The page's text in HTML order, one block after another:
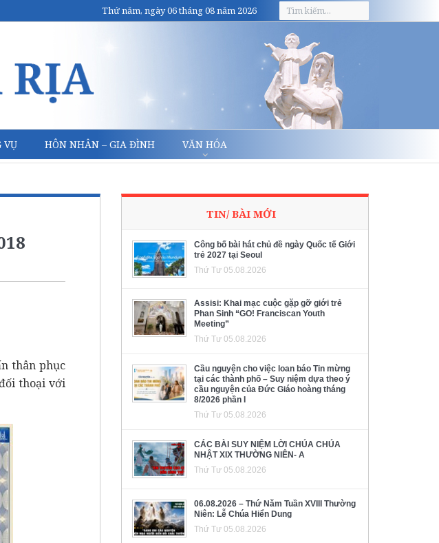
Thứ năm, ngày 06 tháng 08 năm 2026
VỤ HÔN NHÂN – GIA ĐÌNH VĂN HÓA
thân phục
thoại với
TIN/ BÀI MỚI
Công bố bài hát chủ đề ngày Quốc tế Giới
trẻ 2027 tại Seoul
Thứ Tư 05.08.2026
Assisi: Khai mạc cuộc gặp gỡ giới trẻ
Phan Sinh “GO! Franciscan Youth
Meeting”
Thứ Tư 05.08.2026
Cầu nguyện cho việc loan báo Tin mừng
tại các thành phố – Suy niệm dựa theo ý
cầu nguyện của Đức Giáo hoàng tháng
8/2026 phần I
Thứ Tư 05.08.2026
CÁC BÀI SUY NIỆM LỜI CHÚA CHÚA
NHẬT XIX THƯỜNG NIÊN- A
Thứ Tư 05.08.2026
06.08.2026 – Thứ Năm Tuần XVIII Thường
Niên: Lễ Chúa Hiển Dung
Thứ Tư 05.08.2026